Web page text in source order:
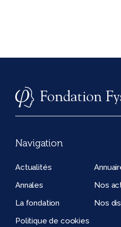
Navigation
Actualités
Annales
Nos
La fondation
Nos
Politique de cookies